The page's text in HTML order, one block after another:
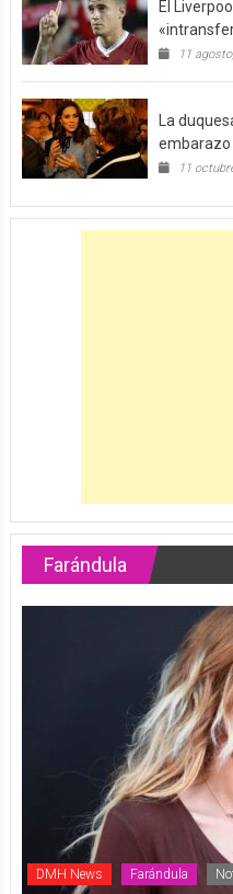
El
11
La
embarazo
11
Farándula
DMH News Farándula